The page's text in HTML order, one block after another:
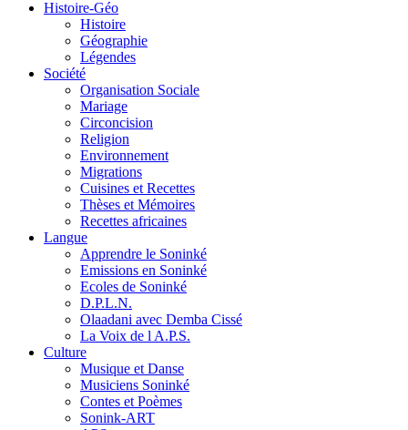
Histoire-Géo
Histoire
Géographie
Légendes
Société
Organisation Sociale
Mariage
Circoncision
Religion
Environnement
Migrations
Cuisines et Recettes
Thèses et Mémoires
Recettes africaines
Langue
Apprendre le Soninké
Emissions en Soninké
Ecoles de Soninké
D.P.L.N.
Olaadani avec Demba Cissé
La Voix de l A.P.S.
Culture
Musique et Danse
Musiciens Soninké
Contes et Poèmes
Sonink-ART